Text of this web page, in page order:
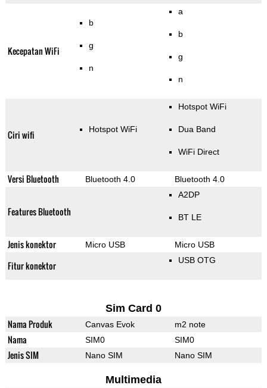
Kecepatan WiFi
b
g
n
a
b
g
n
Ciri wifi Hotspot WiFi
Hotspot WiFi
Dua Band
WiFi Direct
Versi Bluetooth Bluetooth 4.0 Bluetooth 4.0
Features Bluetooth
A2DP
BT LE
Jenis konektor Micro USB Micro USB
Fitur konektor USB OTG
Sim Card 0
Nama Produk Canvas Evok m2 note
Nama SIM0 SIM0
Jenis SIM Nano SIM Nano SIM
Multimedia